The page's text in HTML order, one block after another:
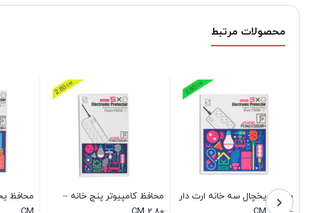
محصولات مرتبط
محافظ یخچال سه خانه–2.80
محافظ کامپیوتر پنج خانه –
محافظ